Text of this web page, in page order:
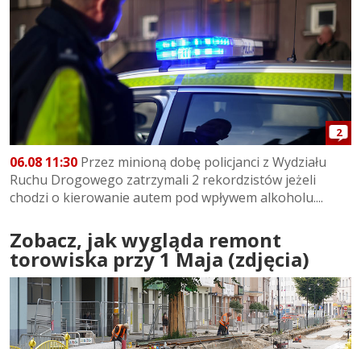
2
06.08 11:30 Przez minioną dobę policjanci z Wydziału
Ruchu Drogowego zatrzymali 2 rekordzistów jeżeli
chodzi o kierowanie autem pod wpływem alkoholu....
Zobacz, jak wygląda remont
torowiska przy 1 Maja (zdjęcia)